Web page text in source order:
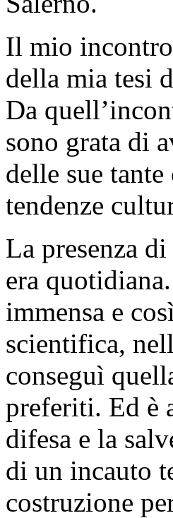
Il mio
della mia tesi
Da
sono grata di
delle sue
tendenze
La presenza
era
immensa e
scientifica,
conseguì
preferiti. Ed è
difesa e la
di un incauto
costruzione